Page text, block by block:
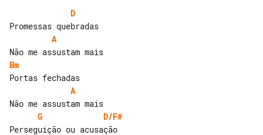
D
A
Bm
A
G
D/F#